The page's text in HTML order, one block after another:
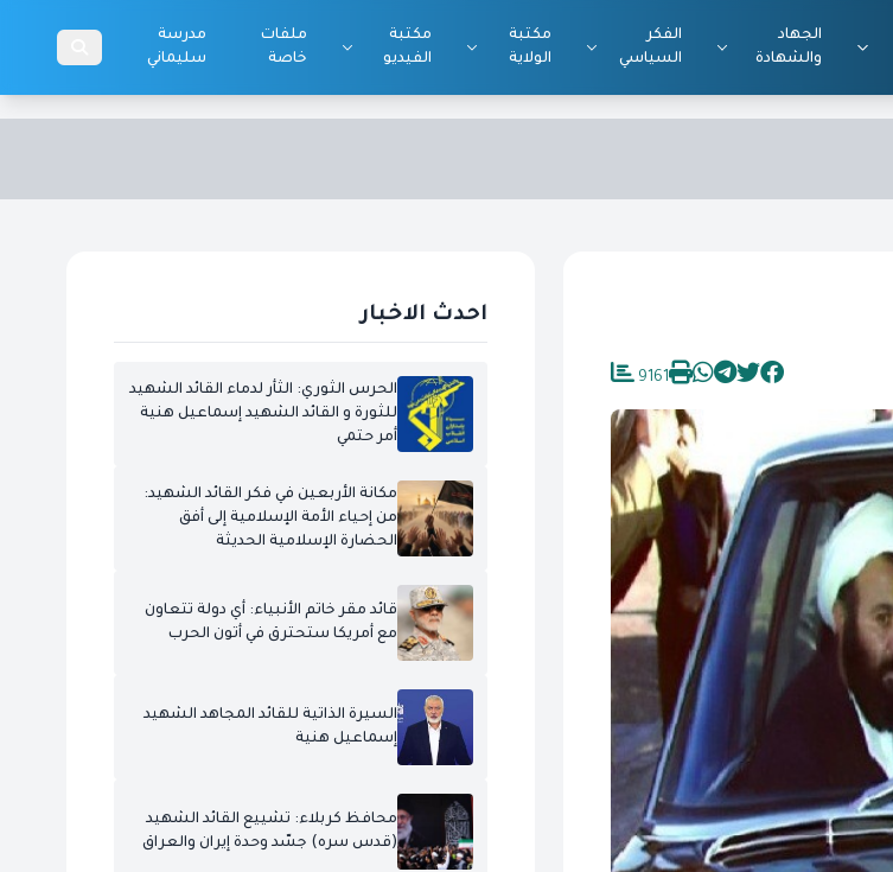
الجهاد
والشهادة
الفكر
السياسي
مكتبة
الولاية
مكتبة
الفيديو
ملفات
خاصة
مدرسة
سليماني
9161
احدث الاخبار
الحرس الثوري: الثأر لدماء القائد الشهيد
للثورة و القائد الشهيد إسماعيل هنية
أمر حتمي
مكانة الأربعين في فكر القائد الشهيد:
من إحياء الأمة الإسلامية إلى أفق
الحضارة الإسلامية الحديثة
قائد مقر خاتم الأنبياء: أي دولة تتعاون
مع أمريكا ستحترق في أتون الحرب
السيرة الذاتية للقائد المجاهد الشهيد
إسماعيل هنية
محافظ كربلاء: تشييع القائد الشهيد
(قدس سره) جسّد وحدة إيران والعراق